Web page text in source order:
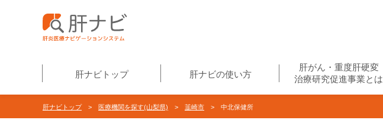
肝ナビトップ 肝ナビの使い方
肝がん・重度肝硬変
治療研究促進事業とは
肝ナビトップ> 医療機関を探す(山梨県) > 韮崎市 > 中北保健所